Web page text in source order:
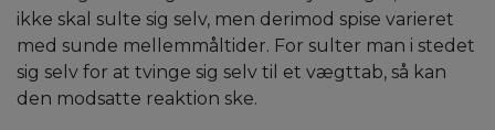
ikke skal sulte sig selv, men derimod spise varieret
med sunde mellemmåltider. For sulter man i stedet
sig selv for at tvinge sig selv til et vægttab, så kan
den modsatte reaktion ske.